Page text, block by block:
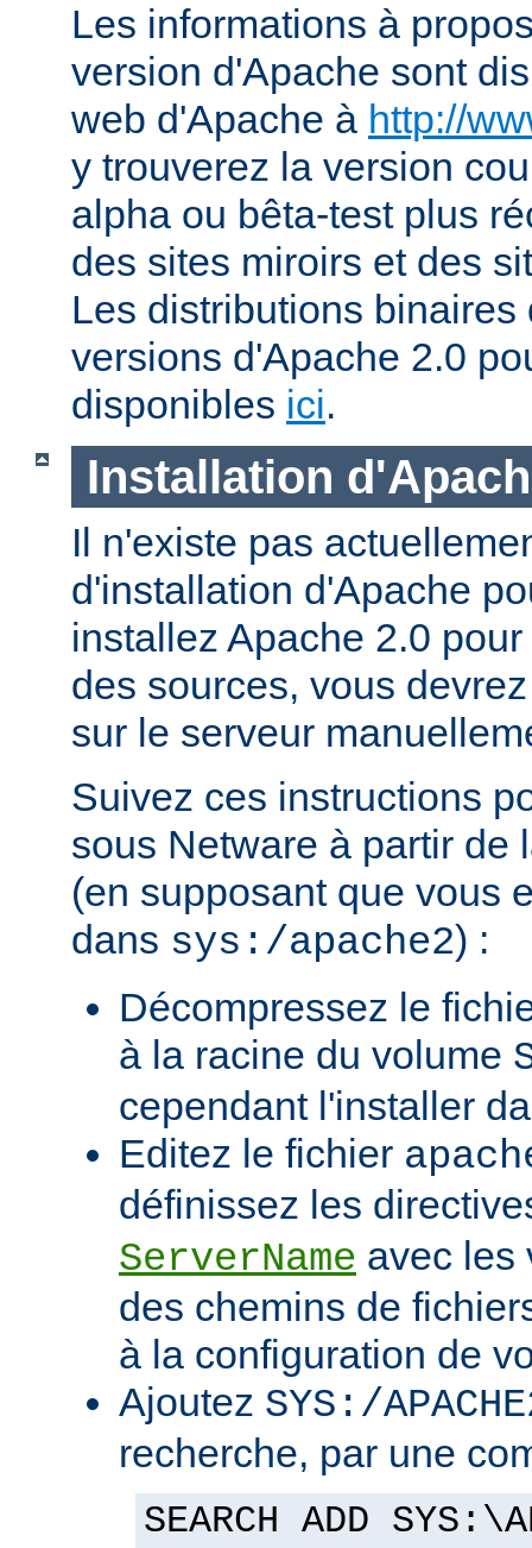
Les informations à
version d'Apache sont
web d'Apache à http://
y trouverez la version
alpha ou bêta-test plus
des sites miroirs et des
Les distributions binaires
versions d'Apache 2.0
disponibles ici.
Installation
Il n'existe pas
d'installation d'Apache
installez Apache 2.0
des sources, vous
sur le serveur
Suivez ces instructions
sous Netware à partir de
(en supposant que vous
dans sys:/apache2) :
Décompressez le
à la racine du volume
cependant l'installer
Editez le fichier
définissez les
ServerName avec les
des chemins de
à la configuration de
Ajoutez SYS:/
recherche, par une
SEARCH ADD